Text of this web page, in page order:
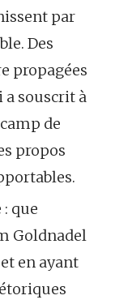
par
Des
propagées
a souscrit à
de
propos
que
Goldnadel
en ayant